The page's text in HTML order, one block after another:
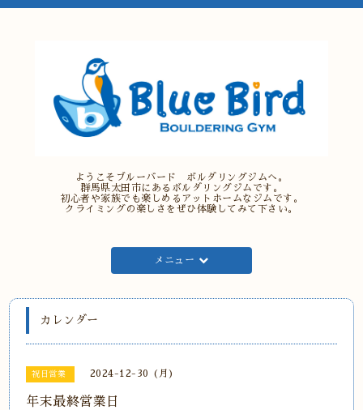
ようこそブルーバード ボルダリングジムへ。
群馬県太田市にあるボルダリングジムです。
初心者や家族でも楽しめるアットホームなジムです。
クライミングの楽しさをぜひ体験してみて下さい。
メニュー
カレンダー
祝日営業 2024-12-30 (月)
年末最終営業日